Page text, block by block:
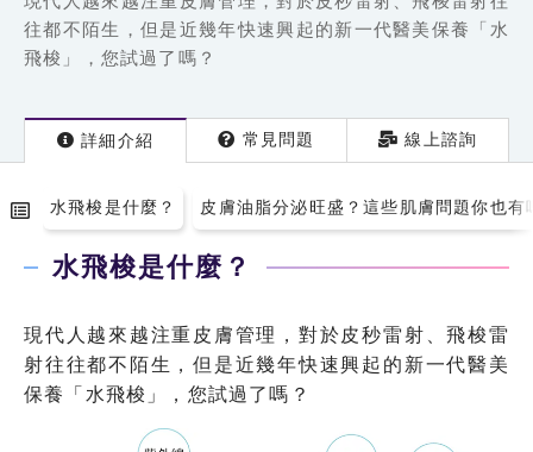
往都不陌生，但是近幾年快速興起的新一代醫美保養「水
飛梭」，您試過了嗎？
詳細 介紹 常見問題 線上諮詢
水飛梭是什麼？ 皮膚油脂分泌旺盛？這些肌膚問題你也有
水飛梭是什麼？
現代人越來越注重皮膚管理，對於皮秒雷射、飛梭雷
射往往都不陌生，但是近幾年快速興起的新一代醫美
保養「水飛梭」，您試過了嗎？